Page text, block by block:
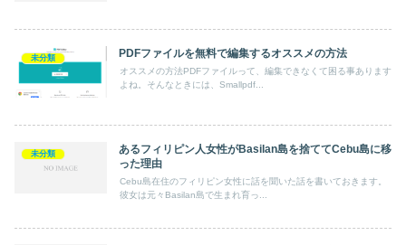
未分類 PDFファイルを無料で編集するオススメの方法
オススメの方法PDFファイルって、編集できなくて困る事あります
よね。そんなときには、Smallpdf...
未分類
あるフィリピン人女性がBasilan島を捨ててCebu島に移
った理由
Cebu島在住のフィリピン女性に話を聞いた話を書いておきます。
彼女は元々Basilan島で生まれ育っ...